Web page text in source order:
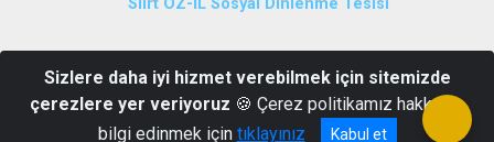
Telefon:0(484) 223 23 49-Belge Geçer:0(484) 223 23 34-Siirt İl
Özel İdaresi Sosyal Tesisleri Tel.:0(484)254 20 30
Sizlere daha iyi hizmet verebilmek için sitemizde
çerezlere yer veriyoruz 🍪 Çerez politikamız hakkında
bilgi edinmek için tıklayınız Kabul et